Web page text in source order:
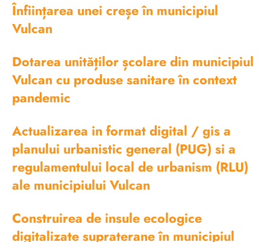
Înființarea unei creșe în municipiul
Vulcan
Dotarea unităților școlare din municipiul
Vulcan cu produse sanitare în context
pandemic
Actualizarea in format digital / gis a
planului urbanistic general (PUG) si a
regulamentului local de urbanism (RLU)
ale municipiului Vulcan
Construirea de insule ecologice
digitalizate supraterane în municipiul